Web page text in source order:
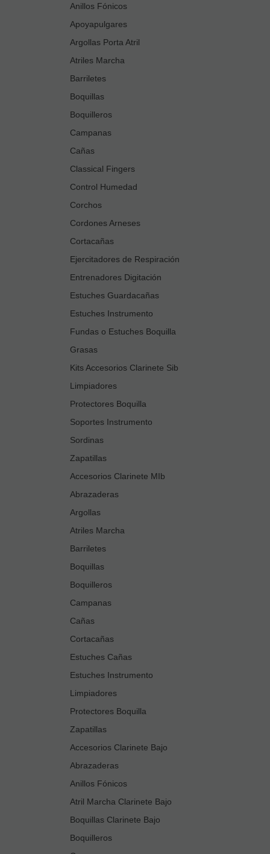
Anillos Fónicos
Apoyapulgares
Argollas Porta Atril
Atriles Marcha
Barriletes
Boquillas
Boquilleros
Campanas
Cañas
Classical Fingers
Control Humedad
Corchos
Cordones Arneses
Cortacañas
Ejercitadores de Respiración
Entrenadores Digitación
Estuches Guardacañas
Estuches Instrumento
Fundas o Estuches Boquilla
Grasas
Kits Accesorios Clarinete Sib
Limpiadores
Protectores Boquilla
Soportes Instrumento
Sordinas
Zapatillas
Accesorios Clarinete MIb
Abrazaderas
Argollas
Atriles Marcha
Barriletes
Boquillas
Boquilleros
Campanas
Cañas
Cortacañas
Estuches Cañas
Estuches Instrumento
Limpiadores
Protectores Boquilla
Zapatillas
Accesorios Clarinete Bajo
Abrazaderas
Anillos Fónicos
Atril Marcha Clarinete Bajo
Boquillas Clarinete Bajo
Boquilleros